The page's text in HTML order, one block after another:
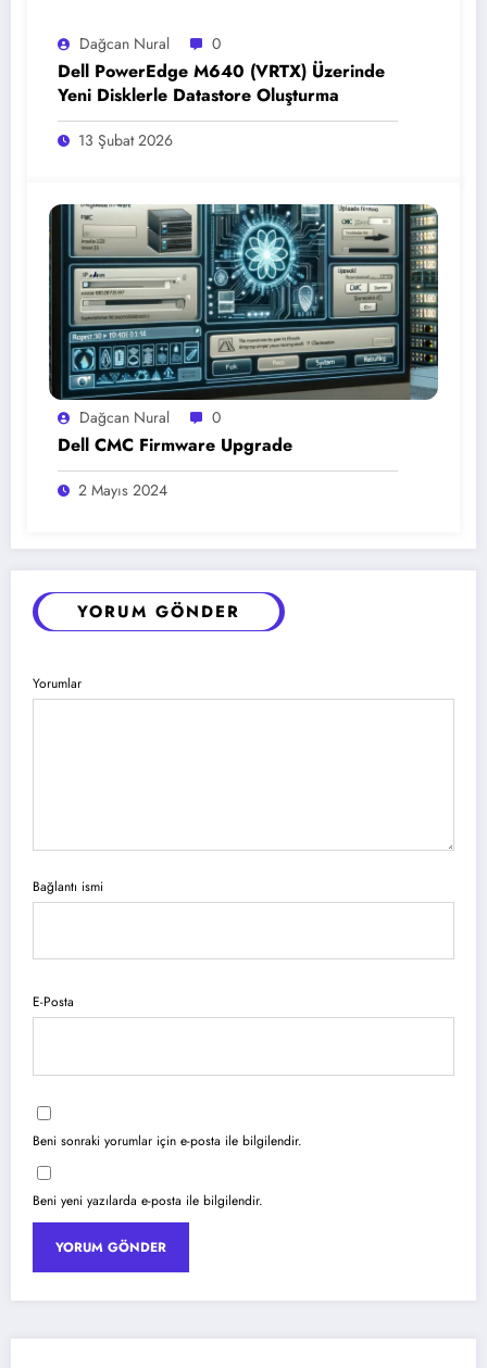
Dağcan Nural 0
Dell PowerEdge M640 (VRTX) Üzerinde
Yeni Disklerle Datastore Oluşturma
13 Şubat 2026
Dağcan Nural 0
Dell CMC Firmware Upgrade
2 Mayıs 2024
YORUM GÖNDER
Yorumlar
Bağlantı ismi
E-Posta
Beni sonraki yorumlar için e-posta ile bilgilendir.
Beni yeni yazılarda e-posta ile bilgilendir.